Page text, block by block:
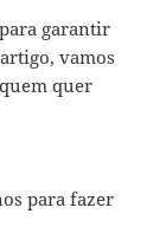
garantir
vamos
quer
para fazer